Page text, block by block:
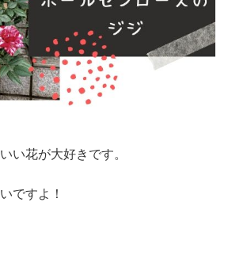
い花が大好きです。
ですよ！